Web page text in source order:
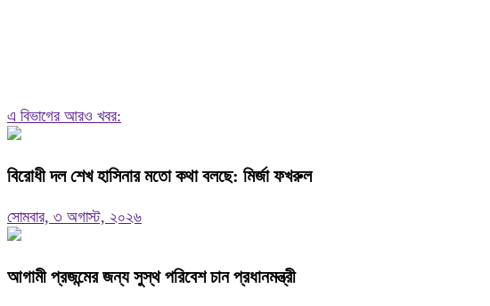
এ বিভাগের আরও খবর:
বিরোধী দল শেখ হাসিনার মতো কথা বলছে: মির্জা ফখরুল
সোমবার, ৩ অগাস্ট, ২০২৬
আগামী প্রজন্মের জন্য সুস্থ পরিবেশ চান প্রধানমন্ত্রী